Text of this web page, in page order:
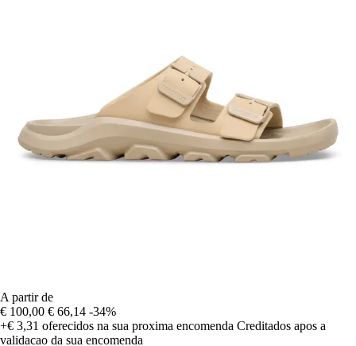
A partir de
€ 100,00 € 66,14 -34%
+€ 3,31 oferecidos na sua proxima encomenda Creditados apos a
validacao da sua encomenda